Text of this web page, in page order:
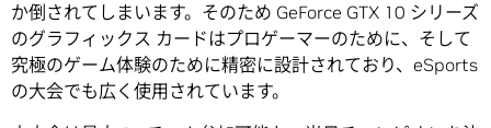
か倒されてしまいます。そのため GeForce GTX 10 シリーズ
のグラフィックス カードはプロゲーマーのために、そして
究極のゲーム体験のために精密に設計されており、eSports
の大会でも広く使用されています。